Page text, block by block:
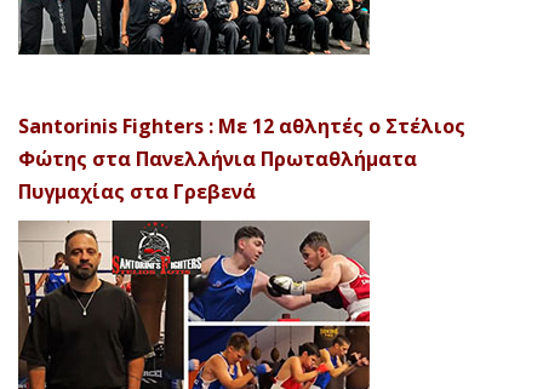
Santorinis Fighters : Με 12 αθλητές ο Στέλιος
Φώτης στα Πανελλήνια Πρωταθλήματα
Πυγμαχίας στα Γρεβενά